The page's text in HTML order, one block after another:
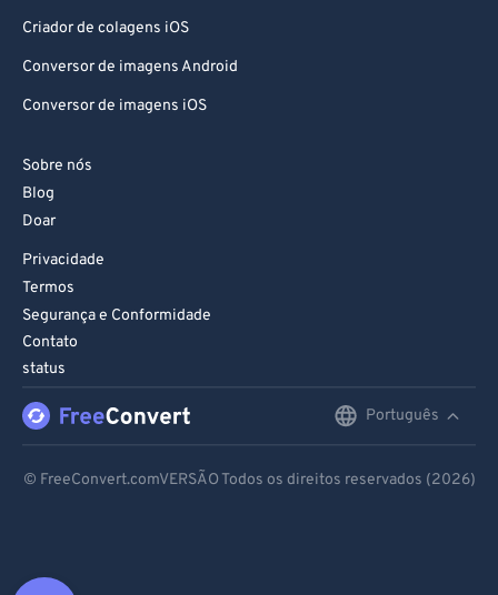
Criador de colagens iOS
Conversor de imagens Android
Conversor de imagens iOS
Sobre nós
Blog
Doar
Privacidade
Termos
Segurança e Conformidade
Contato
status
Português
© FreeConvert.comVERSÃO Todos os direitos reservados (2026)